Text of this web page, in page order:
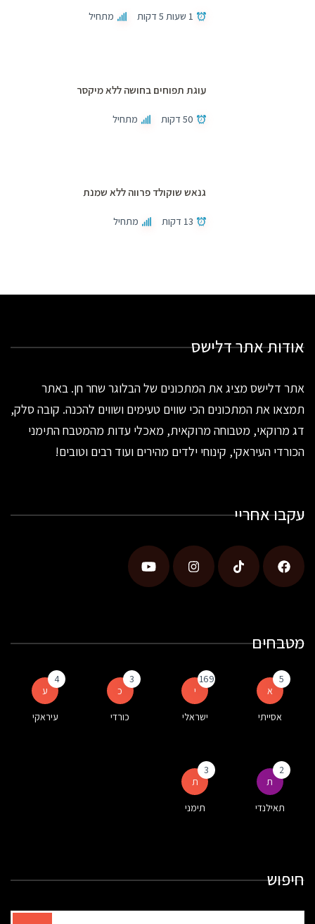
1 שעות 5 דקות מתחיל
עוגת תפוחים בחושה ללא מיקסר
50 דקות מתחיל
גנאש שוקולד פרווה ללא שמנת
13 דקות מתחיל
אודות אתר דלישס
אתר דלישס מציג את המתכונים של הבלוגר שחר חן. באתר
תמצאו את המתכונים הכי שווים טעימים ושווים להכנה. קובה סלק,
דג מרוקאי, מטבוחה מרוקאית, מאכלי עדות מהמטבח התימני
הכורדי העיראקי, קינוחי ילדים מהירים ועוד רבים וטובים!
עקבו אחריי
מטבחים
א
5
אסייתי
י
169
ישראלי
כ
3
כורדי
ע
4
עיראקי
ת
2
תאילנדי
ת
3
תימני
חיפוש